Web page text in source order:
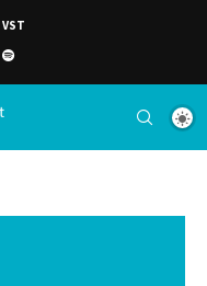
VST